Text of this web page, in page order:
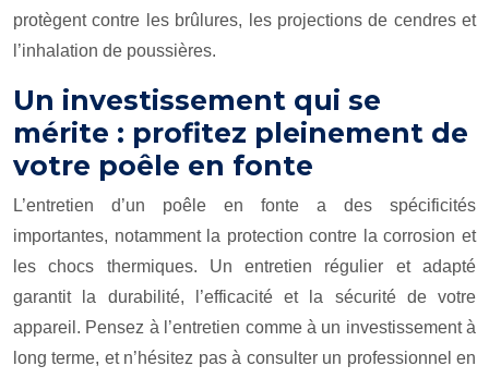
protègent contre les brûlures, les projections de cendres et
l’inhalation de poussières.
Un investissement qui se
mérite : profitez pleinement de
votre poêle en fonte
L’entretien d’un poêle en fonte a des spécificités
importantes, notamment la protection contre la corrosion et
les chocs thermiques. Un entretien régulier et adapté
garantit la durabilité, l’efficacité et la sécurité de votre
appareil. Pensez à l’entretien comme à un investissement à
long terme, et n’hésitez pas à consulter un professionnel en